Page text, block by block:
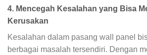
4. Mencegah Kesalahan yang Bisa
Kerusakan
Kesalahan dalam pasang wall panel
berbagai masalah tersendiri. Dengan